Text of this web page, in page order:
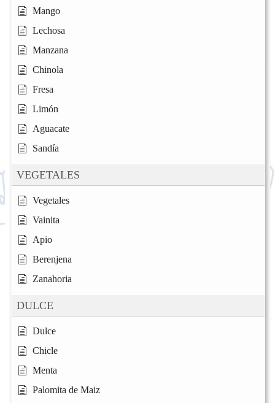
Mango
Lechosa
Manzana
Chinola
Fresa
Limón
Aguacate
Sandía
VEGETALES
Vegetales
Vainita
Apio
Berenjena
Zanahoria
DULCE
Dulce
Chicle
Menta
Palomita de Maiz